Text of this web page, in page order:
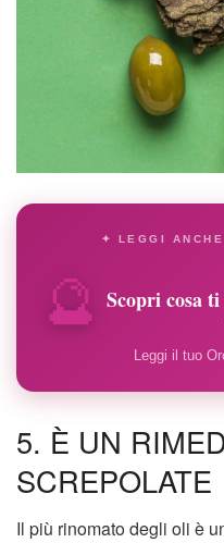
🔮
✦ LEGGI
Scopri cosa
Leggi il tuo
5. È UN
SCREPOLATE
Il più rinomato degli oli è